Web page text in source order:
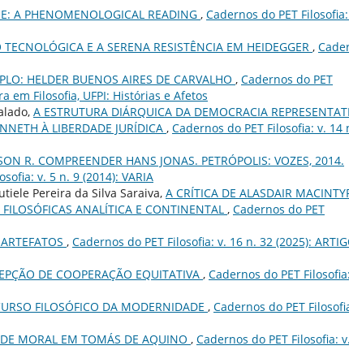
A PHENOMENOLOGICAL READING , Cadernos do PET
E A SERENA RESISTÊNCIA EM HEIDEGGER ,
HELDER BUENOS AIRES DE CARVALHO , Cadernos do PET
em Filosofia, UFPI: Histórias e Afetos
A ESTRUTURA DIÁRQUICA DA DEMOCRACIA
À LIBERDADE JURÍDICA , Cadernos do PET Filosofia: v. 14
R. COMPREENDER HANS JONAS. PETRÓPOLIS: VOZES, 2014.
v. 5 n. 9 (2014): VARIA
Pereira da Silva Saraiva, A CRÍTICA DE ALASDAIR
ANALÍTICA E CONTINENTAL , Cadernos do PET
, Cadernos do PET Filosofia: v. 16 n. 32 (2025):
DE COOPERAÇÃO EQUITATIVA , Cadernos do PET
FILOSÓFICO DA MODERNIDADE , Cadernos do PET
MORAL EM TOMÁS DE AQUINO , Cadernos do PET Filosofia: